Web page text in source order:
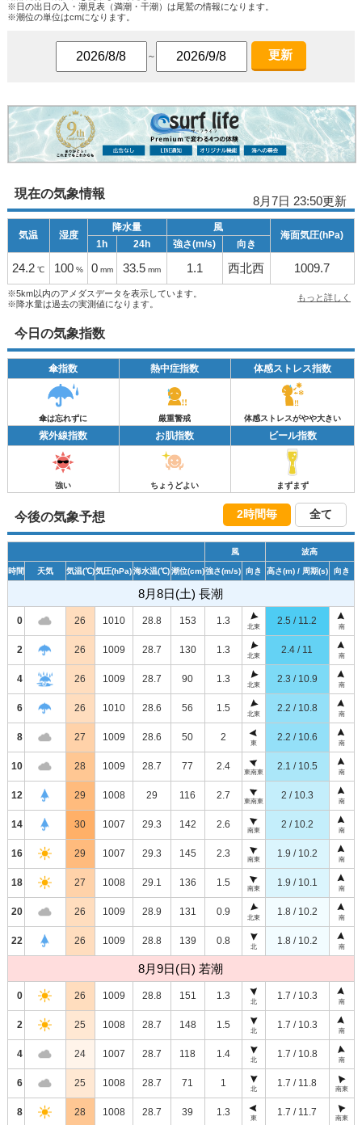
※日の出日の入・潮見表（満潮・干潮）は尾鷲の情報になります。
※潮位の単位はcmになります。
～ 更新
現在の気象情報
8月7日 23:50更新
気温 湿度
降水量 風
海面気圧(hPa)
1h 24h 強さ(m/s) 向き
24.2 ℃ 100 % 0 mm 33.5 mm 1.1 西北西 1009.7
※5km以内のアメダスデータを表示しています。
※降水量は過去の実測値になります。
もっと詳しく
今日の気象指数
傘指数 熱中症指数 体感ストレス指数
傘は忘れずに 厳重警戒 体感ストレスがやや大きい
紫外線指数 お肌指数 ビール指数
強い ちょうどよい まずまず
今後の気象予想 2時間毎 全て
風 波高
時間 天気 気温(℃)気圧(hPa) 海水温(℃)潮位(cm)強さ(m/s) 向き 高さ(m)/ 周期(s) 向き
8月8日(土) 長潮
0 26 1010 28.8 153 1.3
北東
2.5 / 11.2
南
2 26 1009 28.7 130 1.3
北東
2.4 / 11
南
4 26 1009 28.7 90 1.3
北東
2.3 / 10.9
南
6 26 1010 28.6 56 1.5
北東
2.2 / 10.8
南
8 27 1009 28.6 50 2
東
2.2 / 10.6
南
10 28 1009 28.7 77 2.4
東南東
2.1 / 10.5
南
12 29 1008 29 116 2.7
東南東
2 / 10.3
南
14 30 1007 29.3 142 2.6
南東
2 / 10.2
南
16 29 1007 29.3 145 2.3
南東
1.9 / 10.2
南
18 27 1008 29.1 136 1.5
南東
1.9 / 10.1
南
20 26 1009 28.9 131 0.9
北東
1.8 / 10.2
南
22 26 1009 28.8 139 0.8
北
1.8 / 10.2
南
8月9日(日) 若潮
0 26 1009 28.8 151 1.3
北
1.7 / 10.3
南
2 25 1008 28.7 148 1.5
北
1.7 / 10.3
南
4 24 1007 28.7 118 1.4
北
1.7 / 10.8
南
6 25 1008 28.7 71 1
北
1.7 / 11.8
南東
8 28 1008 28.7 39 1.3
東
1.7 / 11.7
南東